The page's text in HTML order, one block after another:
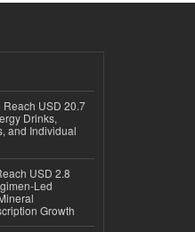
USD 20.7
Drinks,
and Individual
USD 2.8
Led
Growth